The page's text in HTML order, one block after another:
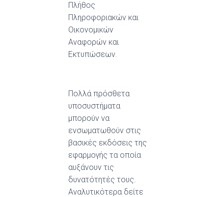
Πλήθος
Πληροφοριακών και
Οικονομικών
Αναφορών και
Εκτυπώσεων.
Πολλά πρόσθετα
υποσυστήματα
μπορούν να
ενσωματωθούν στις
βασικές εκδόσεις της
εφαρμογής τα οποία
αυξάνουν τις
δυνατότητές τους.
Αναλυτικότερα δείτε